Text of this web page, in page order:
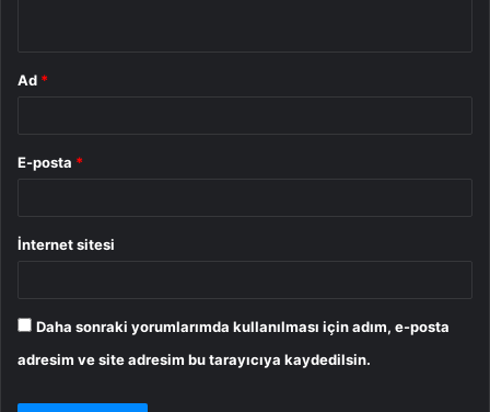
Ad *
E-posta *
İnternet sitesi
Daha sonraki yorumlarımda kullanılması için adım, e-posta
adresim ve site adresim bu tarayıcıya kaydedilsin.